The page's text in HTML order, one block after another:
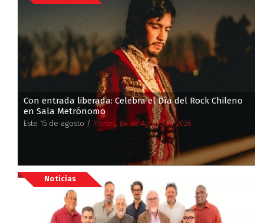
Con entrada liberada: Celebra el Día del Rock Chileno
en Sala Metrónomo
Este 15 de agosto / Martes, 04 de Agosto de 2026
Noticias